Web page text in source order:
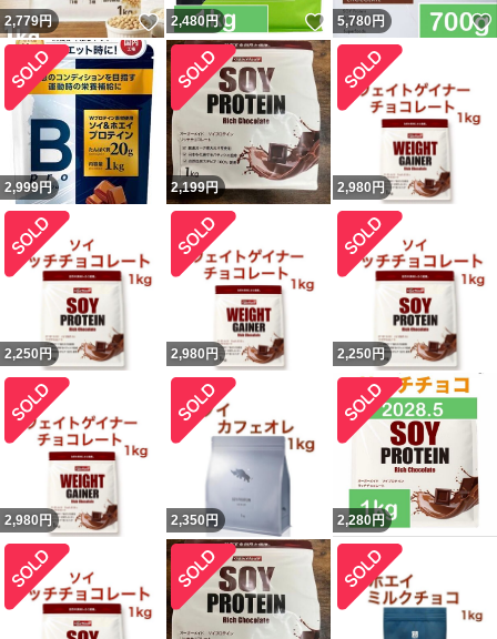
2,779円 いいね！
2,480円 いいね！
5,780円
2,999円 2,199円 2,980 円
2,250 円 2,980 円 2,250 円
2,980 円 2,350 円 2,280円